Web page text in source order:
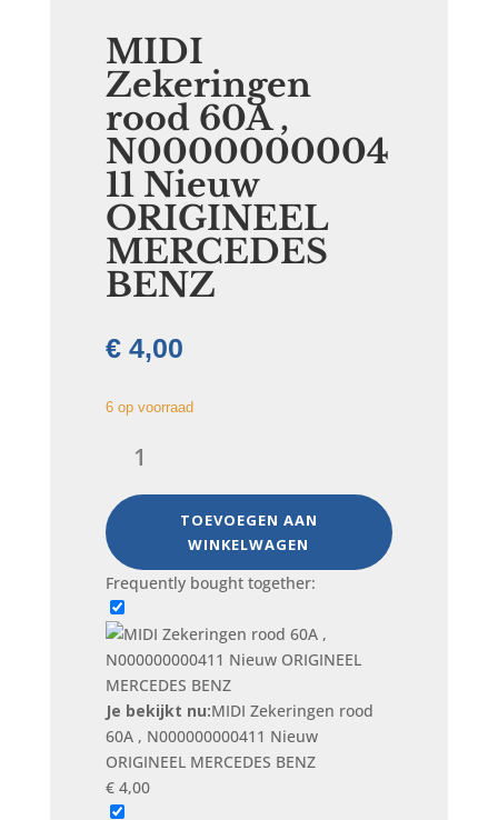
MIDI
Zekeringen
rood 60A ,
N0000000004
11 Nieuw
ORIGINEEL
MERCEDES
BENZ
€4,00
6 op voorraad
Zekeringen
60A
,
N000000000411
Nieuw
ORIGINEEL
MERCEDES
BENZ
aantal
TOEVOEGEN AAN
WINKELWAGEN
Frequently bought together:
Je bekijkt nu:MIDI Zekeringen rood
60A , N000000000411 Nieuw
ORIGINEEL MERCEDES BENZ
€4,00